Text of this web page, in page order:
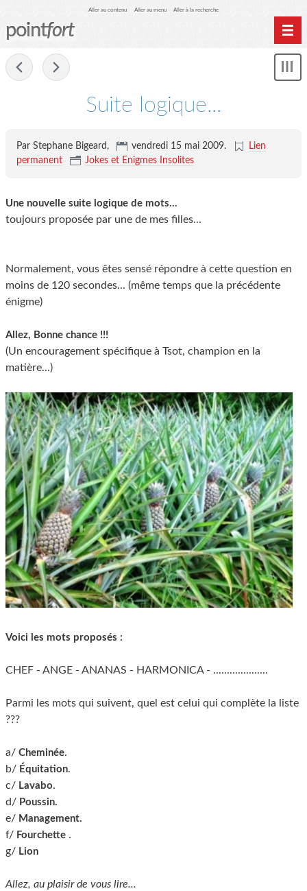
Aller au contenu Aller au menu Aller à la recherche
pointfort
Suite logique...
Par Stephane Bigeard, vendredi 15 mai 2009.
Lien
permanent
Jokes et Enigmes Insolites
Une nouvelle suite logique de mots...
toujours proposée par une de mes filles...
Normalement, vous êtes sensé répondre à cette question en
moins de 120 secondes... (même temps que la précédente
énigme)
Allez, Bonne chance !!!
(Un encouragement spécifique à Tsot, champion en la
matière...)
Voici les mots proposés :
CHEF - ANGE - ANANAS - HARMONICA - ....................
Parmi les mots qui suivent, quel est celui qui complète la liste
???
a/ Cheminée.
b/ Équitation.
c/ Lavabo.
d/ Poussin.
e/ Management.
f/ Fourchette .
g/ Lion
Allez, au plaisir de vous lire...